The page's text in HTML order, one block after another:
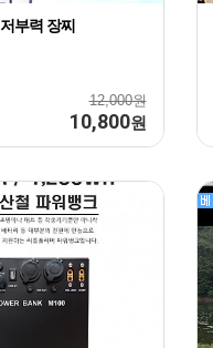
부력 장찌
12,000원
10,800원